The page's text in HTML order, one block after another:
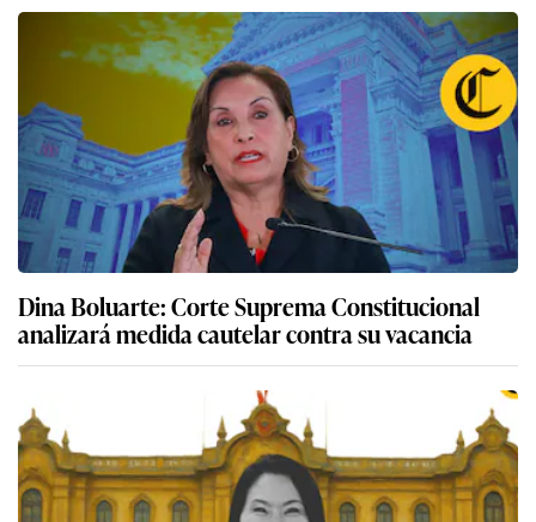
Dina Boluarte: Corte Suprema Constitucional
analizará medida cautelar contra su vacancia